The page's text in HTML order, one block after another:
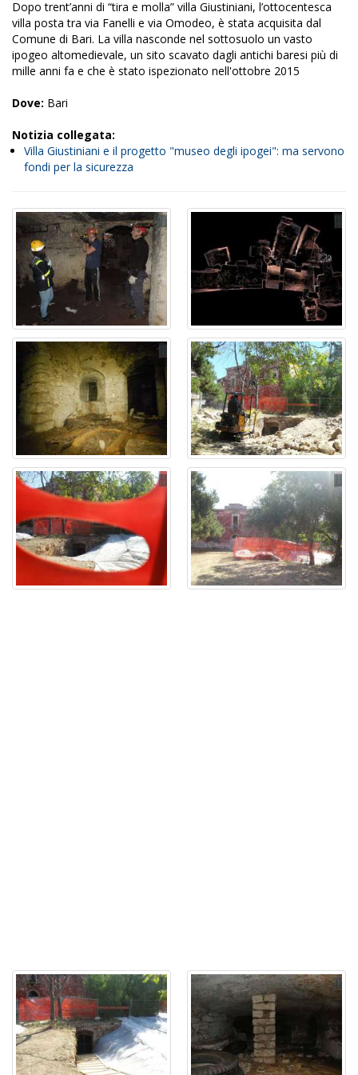
Dopo trent’anni di “tira e molla” villa Giustiniani, l’ottocentesca
villa posta tra via Fanelli e via Omodeo, è stata acquisita dal
Comune di Bari. La villa nasconde nel sottosuolo un vasto
ipogeo altomedievale, un sito scavato dagli antichi baresi più di
mille anni fa e che è stato ispezionato nell'ottobre 2015
Dove: Bari
Notizia collegata:
Villa Giustiniani e il progetto "museo degli ipogei": ma servono
fondi per la sicurezza